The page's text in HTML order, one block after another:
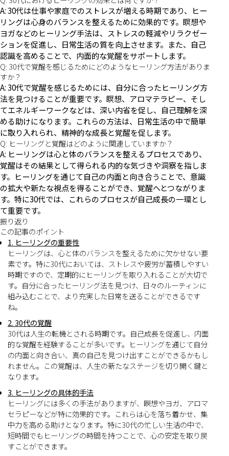
A: 30代は仕事や家庭でのストレスが増える時期であり、ヒー
リングは心身のバランスを整えるために効果的です。瞑想や
ヨガなどのヒーリング手法は、ストレスの軽減やリラクゼー
ションを促進し、日常生活の質を向上させます。また、自己
認識を高めることで、内面的な覚醒をサポートします。
Q: 30代で覚醒を感じるためにどのようなヒーリング方法がありま
すか？
A: 30代で覚醒を感じるためには、自分に合ったヒーリング方
法を見つけることが重要です。瞑想、アロマテラピー、そし
てエネルギーワークなどは、深い内省を促し、自己理解を深
める助けになります。これらの方法は、日常生活の中で簡単
に取り入れられ、精神的な成長と覚醒を促します。
Q: ヒーリングと覚醒はどのように関連していますか？
A: ヒーリングは心と体のバランスを整えるプロセスであり、
覚醒はその結果として得られる内的な気づきや洞察を指しま
す。ヒーリングを通じて自己の内面と向き合うことで、意識
の拡大や新たな視点を得ることができ、覚醒へとつながりま
す。特に30代では、これらのプロセスが自己成長の一環とし
て重要です。
振り返り
この記事のポイント
1. ヒーリングの重要性
ヒーリングは、心と体のバランスを整えるために欠かせない要
素です。特に30代においては、ストレスや疲労が蓄積しやすい
時期ですので、定期的にヒーリングを取り入れることが大切で
す。自分に合ったヒーリング法を見つけ、日々のルーティンに
組み込むことで、より充実した日常を送ることができるです
ね。
2. 30代の覚醒
30代は人生の転機とされる時期です。自己成長を促進し、内面
的な覚醒を経験することが多いです。ヒーリングを通じて自分
の内面と向き合い、真の自己を見つけ出すことができるかもし
れません。この覚醒は、人生の新たなステージを切り開く鍵と
なります。
3. ヒーリングの具体的手法
ヒーリングには多くの手法がありますが、瞑想やヨガ、アロマ
セラピーなどが特に効果的です。これらは心を落ち着かせ、集
中力を高める助けとなります。特に30代の忙しい生活の中で、
短時間でもヒーリングの時間を持つことで、心の安定を取り戻
すことができます。